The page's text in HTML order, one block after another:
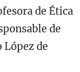
de Ética
de
López de